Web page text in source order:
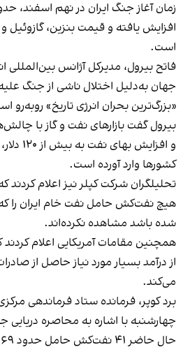
افزایش یافته و قیمت بنزین، گازوئیل
است.
فاتح بیرول، مدیرکل آژانس بین‌المللی
جهان به‌دلیل اختلال ناشی از جنگ
«بزرگ‌ترین بحران انرژی تاریخ» روبه‌رو
بیرول گفت بازارهای نفت و گاز با
و
کشورها وارد آورده است.
تحلیلگران شرکت کپلر نیز اعلام کردند
هیچ نفت‌کش حامل نفت خام ایران را که
شده باشد مشاهده نکرده‌اند.
همچنین مقامات آمریکایی اعلام کردند
از درآمد بسیار مورد نیاز حاصل از
می‌کند.
برد کوپر، فرمانده ستاد فرماندهی
چهارشنبه با اشاره به محاصره
حال حاضر ۴۱ نفت‌کش حامل
حدود ۶۹ میلیون بشکه نفت